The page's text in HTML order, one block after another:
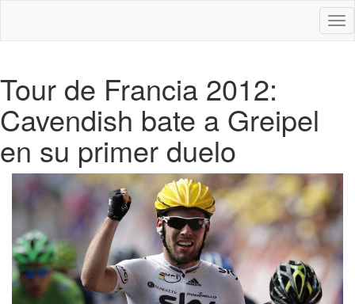
Tour de Francia 2012:
Cavendish bate a Greipel
en su primer duelo